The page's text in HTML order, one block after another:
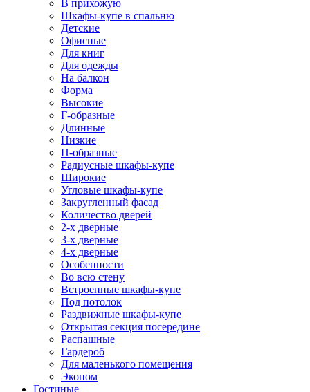
В прихожую
Шкафы-купе в спальню
Детские
Офисные
Для книг
Для одежды
На балкон
Форма
Высокие
Г-образные
Длинные
Низкие
П-образные
Радиусные шкафы-купе
Широкие
Угловые шкафы-купе
Закругленный фасад
Количество дверей
2-х дверные
3-х дверные
4-х дверные
Особенности
Во всю стену
Встроенные шкафы-купе
Под потолок
Раздвижные шкафы-купе
Открытая секция посередине
Распашные
Гардероб
Для маленького помещения
Эконом
Гостиные